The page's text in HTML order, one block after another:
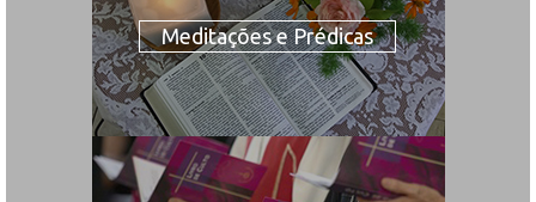
Meditações e Prédicas